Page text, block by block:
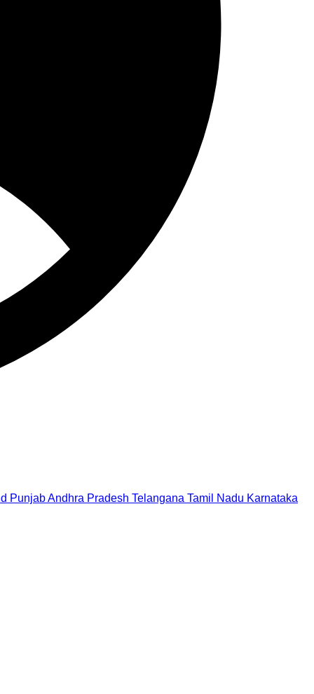
PunjabAndhra Pradesh Telangana Tamil Nadu Karnataka